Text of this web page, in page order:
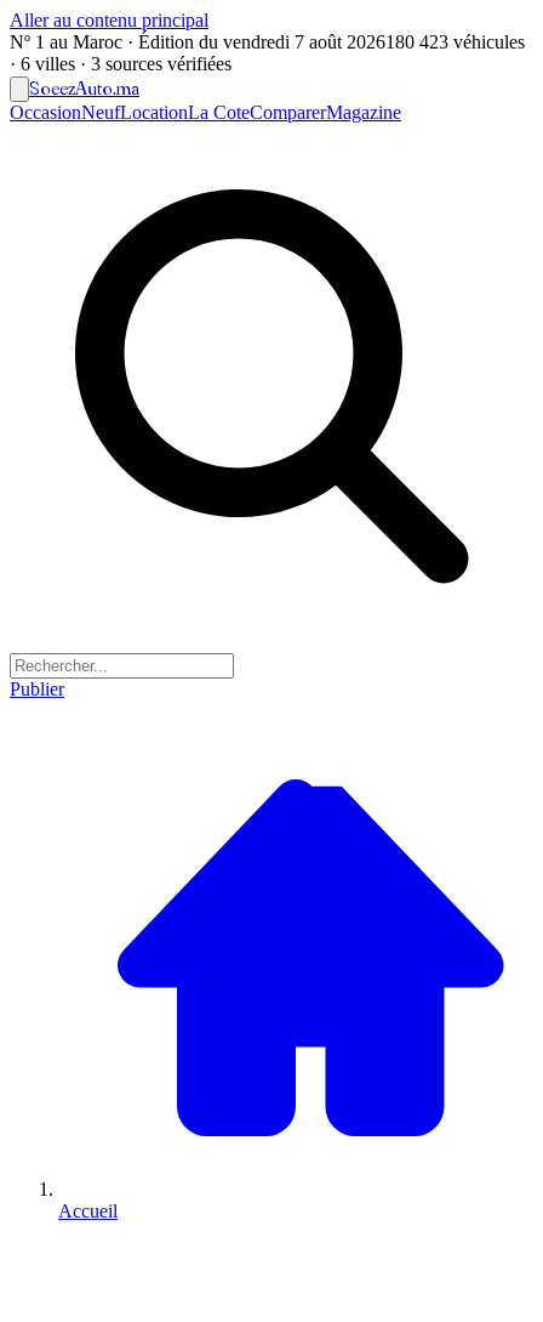
Aller au contenu principal
Nº 1 au Maroc · Édition du vendredi 7 août 2026180 423 véhicules
· 6 villes · 3 sources vérifiées
SoeezAuto.ma
OccasionNeufLocationLa CoteComparerMagazine
Publier
Accueil